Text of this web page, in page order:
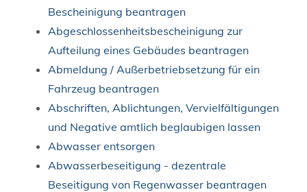
Bescheinigung beantragen
Abgeschlossenheitsbescheinigung zur
Aufteilung eines Gebäudes beantragen
Abmeldung / Außerbetriebsetzung für ein
Fahrzeug beantragen
Abschriften, Ablichtungen, Vervielfältigungen
und Negative amtlich beglaubigen lassen
Abwasser entsorgen
Abwasserbeseitigung - dezentrale
Beseitigung von Regenwasser beantragen